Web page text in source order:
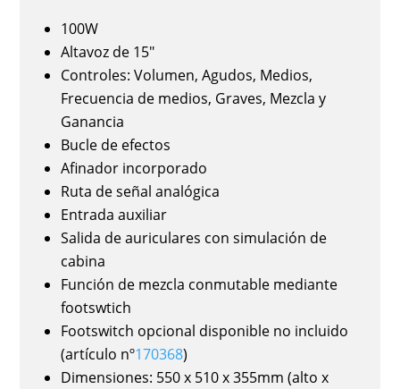
100W
Altavoz de 15"
Controles: Volumen, Agudos, Medios,
Frecuencia de medios, Graves, Mezcla y
Ganancia
Bucle de efectos
Afinador incorporado
Ruta de señal analógica
Entrada auxiliar
Salida de auriculares con simulación de
cabina
Función de mezcla conmutable mediante
footswtich
Footswitch opcional disponible no incluido
(artículo nº170368)
Dimensiones: 550 x 510 x 355mm (alto x